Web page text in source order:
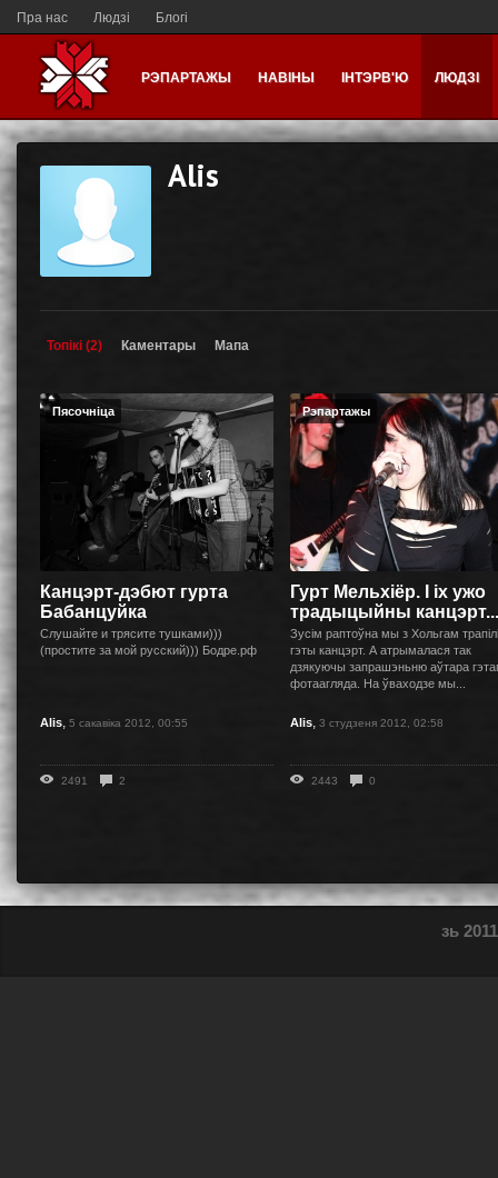
Пра нас Людзі Блогі
РЭПАРТАЖЫ НАВІНЫ ІНТЭРВ'Ю ЛЮДЗІ
Alis
Топікі (2) Каментары Мапа
Пясочніца
Канцэрт-дэбют гурта
Бабанцуйка
Слушайте и трясите тушками)))
(простите за мой русский))) Бодре.рф
Alis, 5 сакавіка 2012, 00:55
2491 2
Рэпартажы
Гурт Мельхiёр. I iх ужо
традыцыйны канцэрт...
Зусім раптоўна мы з Хольгам
гэты канцэрт. А атрымалася так
дзякуючы запрашэньню аўтара
фотаагляда. На ўваходзе мы...
Alis, 3 студзеня 2012, 02:58
2443 0
зь 2011